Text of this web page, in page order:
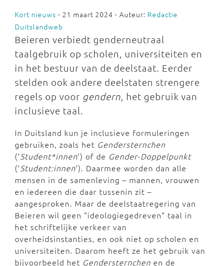
Kort nieuws - 21 maart 2024 - Auteur: Redactie
Duitslandweb
Beieren verbiedt genderneutraal
taalgebruik op scholen, universiteiten en
in het bestuur van de deelstaat. Eerder
stelden ook andere deelstaten strengere
regels op voor gendern, het gebruik van
inclusieve taal.
In Duitsland kun je inclusieve formuleringen
gebruiken, zoals het Gendersternchen
(‘Student*innen’) of de Gender-Doppelpunkt
(‘Student:innen’). Daarmee worden dan alle
mensen in de samenleving – mannen, vrouwen
en iedereen die daar tussenin zit –
aangesproken. Maar de deelstaatregering van
Beieren wil geen "ideologiegedreven" taal in
het schriftelijke verkeer van
overheidsinstanties, en ook niet op scholen en
universiteiten. Daarom heeft ze het gebruik van
bijvoorbeeld het Gendersternchen en de